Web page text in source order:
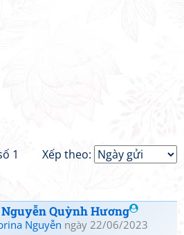
Xếp theo:
1
Nguyễn Quỳnh Hương
Nguyễn ngày 22/06/2023